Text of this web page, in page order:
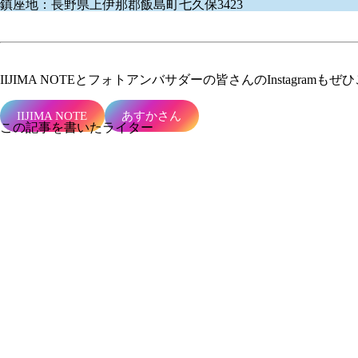
鎮座地：長野県上伊那郡飯島町七久保3423
IIJIMA NOTEとフォトアンバサダーの皆さんのInstagramもぜひ
IIJIMA NOTE あすかさん
この記事を書いたライター